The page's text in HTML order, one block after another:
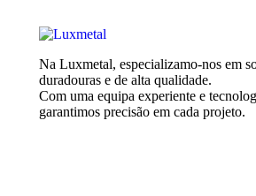
Na Luxmetal, especializamo-nos em
duradouras e de alta qualidade.
Com uma equipa experiente e
garantimos precisão em cada projeto.